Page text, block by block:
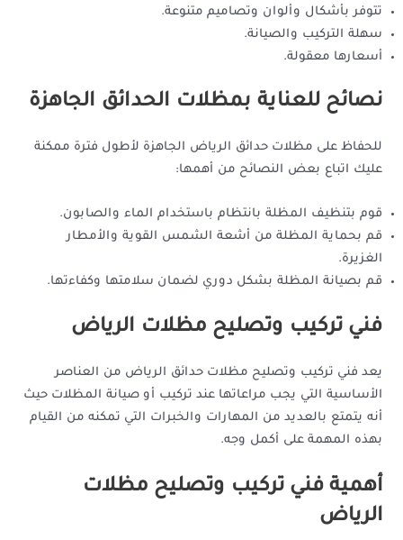
تتوفر بأشكال وألوان وتصاميم متنوعة.
سهلة التركيب والصيانة.
أسعارها معقولة.
نصائح للعناية بمظلات الحدائق الجاهزة
للحفاظ على مظلات حدائق الرياض الجاهزة لأطول فترة ممكنة
عليك اتباع بعض النصائح من أهمها:
قوم بتنظيف المظلة بانتظام باستخدام الماء والصابون.
قم بحماية المظلة من أشعة الشمس القوية والأمطار
الغزيرة.
قم بصيانة المظلة بشكل دوري لضمان سلامتها وكفاءتها.
فني تركيب وتصليح مظلات الرياض
يعد فني تركيب وتصليح مظلات حدائق الرياض من العناصر
الأساسية التي يجب مراعاتها عند تركيب أو صيانة المظلات حيث
أنه يتمتع بالعديد من المهارات والخبرات التي تمكنه من القيام
بهذه المهمة على أكمل وجه.
أهمية فني تركيب وتصليح مظلات
الرياض